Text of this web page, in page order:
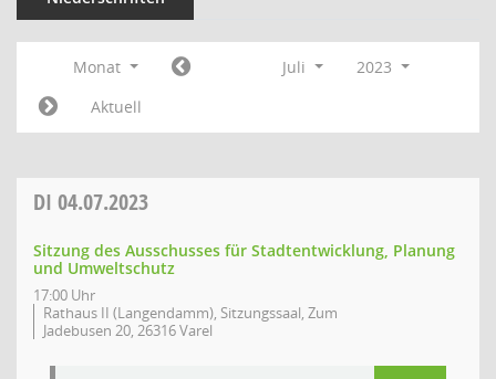
Monat Juli
2023
Aktuell
DI 04.07.2023
Sitzung des Ausschusses für Stadtentwicklung, Planung
und Umweltschutz
17:00 Uhr
Rathaus II (Langendamm), Sitzungssaal, Zum
Jadebusen 20, 26316 Varel